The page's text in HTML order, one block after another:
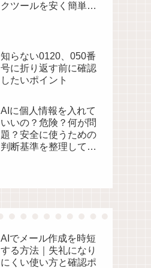
クツールを安く簡単に
知らない0120、050番
号に折り返す前に確認
したいポイント
AIに個人情報を入れて
いいの？危険？何が問
題？安全に使うための
判断基準を整理してみ
AIでメール作成を時短
する方法｜失礼になり
にくい使い方と確認ポ